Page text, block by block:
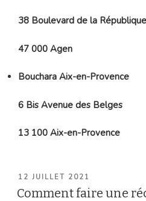
38 Boulevard de la République
47 000 Agen
Bouchara Aix-en-Provence
6 Bis Avenue des Belges
13 100 Aix-en-Provence
PUBLIÉ
LE
12 JUILLET 2021
Comment faire une